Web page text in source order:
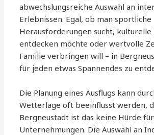
abwechslungsreiche Auswahl an
Erlebnissen. Egal, ob man sportliche
Herausforderungen sucht, kulturelle
entdecken möchte oder wertvolle
Familie verbringen will – in
für jeden etwas Spannendes zu
Die Planung eines Ausflugs kann
Wetterlage oft beeinflusst werden,
Bergneustadt ist das keine Hürde für
Unternehmungen. Die Auswahl an